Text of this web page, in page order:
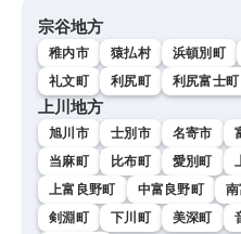
宗谷地方
稚内市 猿払村 浜頓別町
礼文町
利尻町 利尻富士町
上川地方
旭川市 士別市 名寄市
当麻町
比布町 愛別町
上富良野町
中富良野町
剣淵町
下川町 美深町